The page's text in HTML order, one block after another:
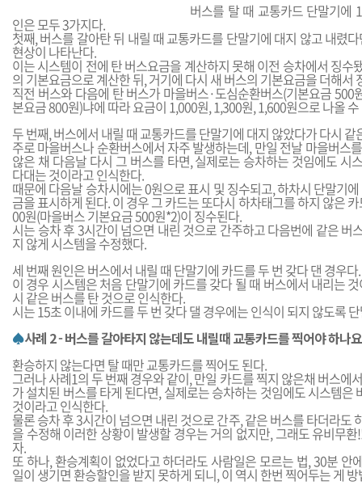
버스를 탈 때 교통카드 단말기에
인은 모두 3가지다.
첫째, 버스를 갈아탄 뒤 내릴 때 교통카드를 단말기에 대지 않고 내렸
현상이 나타난다.
이는 시스템이 전에 탄 버스요금을 계산하지 못해 이전 승차에서 징수
의 기본요금으로 계산한 뒤, 거기에 다시 새 버스의 기본요금을 더해서
직전 버스와 다음에 탄 버스가 마을버스·도심순환버스(기본요금 500
본요금 800원)냐에 따라 요금이 1,000원, 1,300원, 1,600원으로 나올 수
두 번째, 버스에서 내릴 때 교통카드를 단말기에 대지 않았다가 다시 같
주로 마을버스나 순환버스에서 자주 발생하는데, 만일 전날 마을버스
않은 채 다음날 다시 그 버스를 타면, 실제로는 승차하는 것임에도 시
다대는 것이라고 인식한다.
때문에 다음날 승차시에는 0원으로 표시 및 징수되고, 하차시 단말기
금을 표시하게 된다. 이 경우 그 카드는 또다시 하차태그를 하지 않은
00원(마을버스 기본요금 500원*2)이 징수된다.
시는 승차 후 3시간이 넘으면 내린 것으로 간주하고 다음번에 같은 버
지 않게 시스템을 수정했다.
세 번째 원인은 버스에서 내릴 때 단말기에 카드를 두 번 갖다 댄 경우다.
이 경우 시스템은 처음 단말기에 카드를 갖다 될 때 버스에서 내리는
시 같은 버스를 탄 것으로 인식한다.
시는 15초 이내에 카드를 두 번 갖다 댈 경우에는 인식이 되지 않도록
♠사례 2 - 버스를 갈아타지 않는데도 내릴때 교통카드를 찍어야 하나요
환승하지 않는다면 탈 때만 교통카드를 찍어도 된다.
그러나 사례1의 두 번째 경우와 같이, 만일 카드를 찍지 않은채 버스에
가 설치된 버스를 타게 된다면, 실제로는 승차하는 것임에도 시스템은
것이라고 인식한다.
물론 승차 후 3시간이 넘으면 내린 것으로 간주, 같은 버스를 타더라도
을 수정해 이러한 상황이 발생할 경우는 거의 없지만, 그래도 유비무
자.
또 하나, 환승계획이 없었다고 하더라도 사람일은 모르는 법, 30분 안
일이 생기면 환승할인을 받지 못하게 되니, 이 역시 한번 찍어두는 게